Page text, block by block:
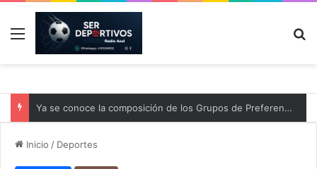
Menú
Ya se conoce la composición de los Grupos de Preferente y el calendario
Inicio / Deportes